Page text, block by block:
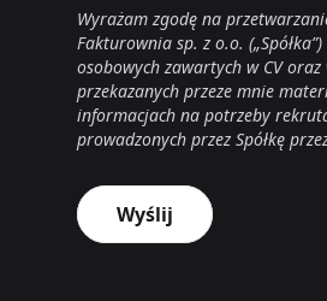
Wyrażam zgodę na
Fakturownia sp. z o.o.
osobowych zawartych w CV
przekazanych przeze mnie
informacjach na potrzeby
prowadzonych przez Spółkę
Wyślij